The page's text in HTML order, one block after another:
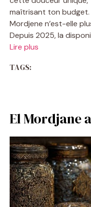
maîtrisant ton budget.
Mordjene n’est-elle
Depuis 2025, la
Lire plus
TAGS:
El Mordjane